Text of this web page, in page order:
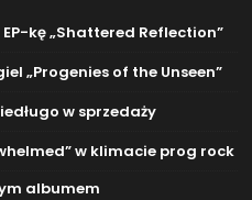
kę „Shattered Reflection”
„Progenies of the Unseen”
w sprzedaży
w klimacie prog rock
albumem